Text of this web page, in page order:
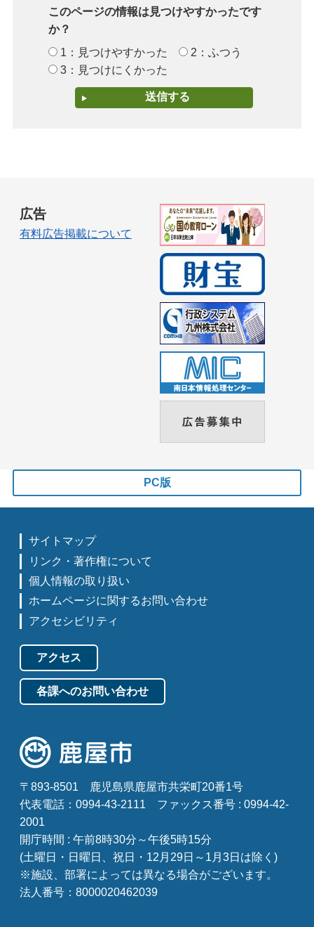
このページの情報は見つけやすかったです
か？
1：見つけやすかった
2：ふつう
3：見つけにくかった
広告
有料広告掲載について
PC版
サイトマップ
リンク・著作権について
個人情報の取り扱い
ホームページに関するお問い合わせ
アクセシビリティ
アクセス
各課へのお問い合わせ
〒893-8501
鹿児島県鹿屋市共栄町20番1号
代表電話：0994-43-2111
ファックス番号 : 0994-42-
2001
開庁時間 : 午前8時30分～午後5時15分
(土曜日・日曜日、祝日・12月29日～1月3日は除く)
※施設、部署によっては異なる場合がございます。
法人番号：8000020462039